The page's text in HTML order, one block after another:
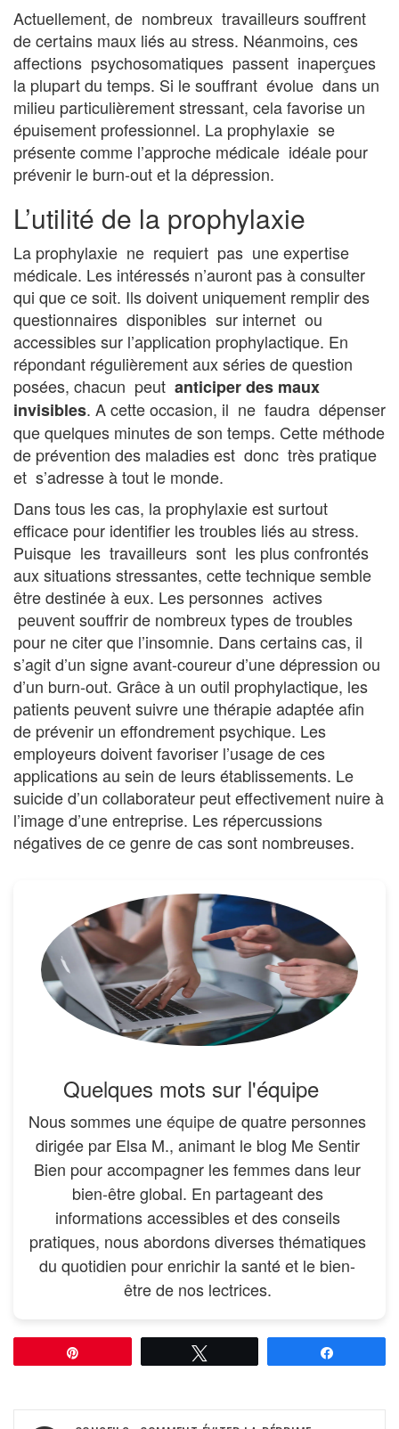
Actuellement, de nombreux travailleurs souffrent
de certains maux liés au stress. Néanmoins, ces
affections psychosomatiques passent inaperçues
la plupart du temps. Si le souffrant évolue dans un
milieu particulièrement stressant, cela favorise un
épuisement professionnel. La prophylaxie se
présente comme l’approche médicale idéale pour
prévenir le burn-out et la dépression.
L’utilité de la prophylaxie
La prophylaxie ne requiert pas une expertise
médicale. Les intéressés n’auront pas à consulter
qui que ce soit. Ils doivent uniquement remplir des
questionnaires disponibles sur internet ou
accessibles sur l’application prophylactique. En
répondant régulièrement aux séries de question
posées, chacun peut anticiper des maux
invisibles. A cette occasion, il ne faudra dépenser
que quelques minutes de son temps. Cette méthode
de prévention des maladies est donc très pratique
et s’adresse à tout le monde.
Dans tous les cas, la prophylaxie est surtout
efficace pour identifier les troubles liés au stress.
Puisque les travailleurs sont les plus confrontés
aux situations stressantes, cette technique semble
être destinée à eux. Les personnes actives
peuvent souffrir de nombreux types de troubles
pour ne citer que l’insomnie. Dans certains cas, il
s’agit d’un signe avant-coureur d’une dépression ou
d’un burn-out. Grâce à un outil prophylactique, les
patients peuvent suivre une thérapie adaptée afin
de prévenir un effondrement psychique. Les
employeurs doivent favoriser l’usage de ces
applications au sein de leurs établissements. Le
suicide d’un collaborateur peut effectivement nuire à
l’image d’une entreprise. Les répercussions
négatives de ce genre de cas sont nombreuses.
Quelques mots sur l'équipe
Nous sommes uneéquipede quatre personnes
dirigée par Elsa M., animant le blog Me Sentir
Bien pour accompagner les femmes dans leur
bien-être global. En partageant des
informations accessibles et des conseils
pratiques, nous abordons diverses thématiques
du quotidien pour enrichir la santé et le bien-
être de nos lectrices.